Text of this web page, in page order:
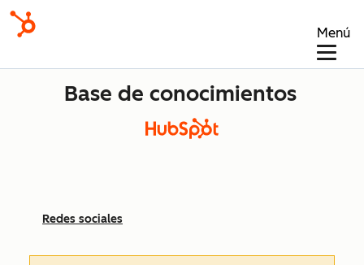
Menú
Base de conocimientos
Redes sociales